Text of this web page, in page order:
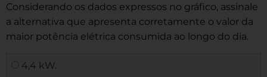
Considerando os dados expressos no gráfico, assinale
a alternativa que apresenta corretamente o valor da
maior potência elétrica consumida ao longo do dia.
4,4 kW.